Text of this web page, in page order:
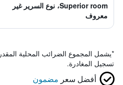
Superior room، نوع السرير غير
معروف
*يشمل المجموع الضرائب المحلية
تسجيل المغادرة.
أفضل سعر مضمون